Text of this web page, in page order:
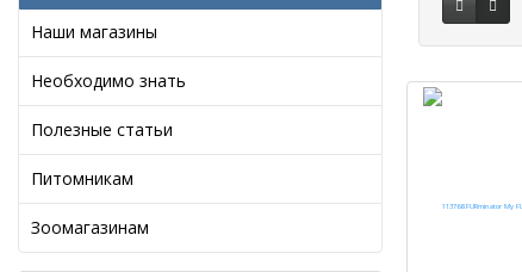
Наши магазины
Необходимо знать
Полезные статьи
Питомникам
Зоомагазинам